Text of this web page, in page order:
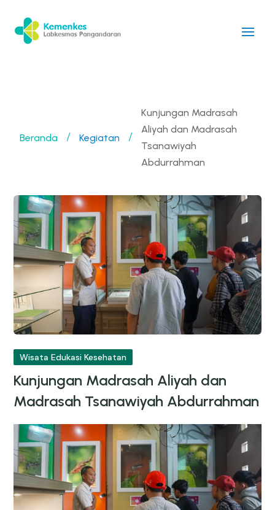
Beranda / Kegiatan /
Kunjungan Madrasah
Aliyah dan Madrasah
Tsanawiyah
Abdurrahman
Wisata Edukasi Kesehatan
Kunjungan Madrasah Aliyah dan
Madrasah Tsanawiyah Abdurrahman